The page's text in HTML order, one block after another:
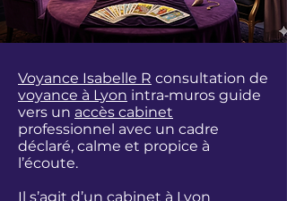
Voyance Isabelle R consultation de
voyance à Lyon intra‑muros guide
vers un accès cabinet
professionnel avec un cadre
déclaré, calme et propice à
l’écoute.
Il s’agit d’un cabinet à Lyon